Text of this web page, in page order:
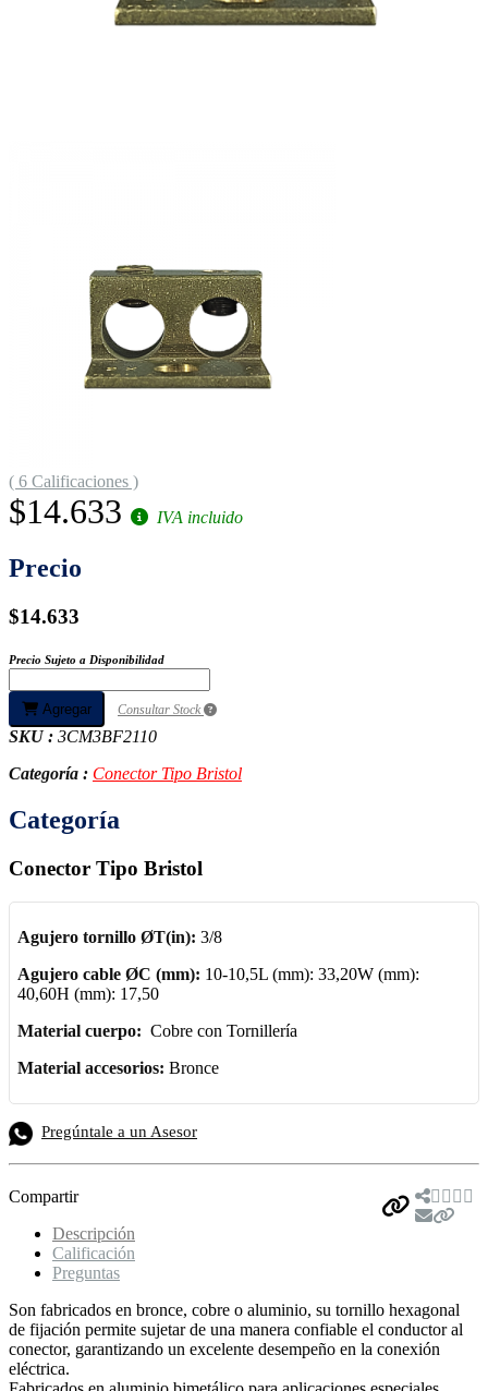
( 6 Calificaciones )
$14.633 IVA incluido
Precio
$14.633
Precio Sujeto a Disponibilidad
Agregar Consultar Stock
SKU : 3CM3BF2110
Categoría : Conector Tipo Bristol
Categoría
Conector Tipo Bristol
Agujero tornillo ØT(in): 3/8
Agujero cable ØC (mm): 10-10,5L (mm): 33,20W (mm):
40,60H (mm): 17,50
Material cuerpo: Cobre con Tornillería
Material accesorios: Bronce
Pregúntale a un Asesor
Compartir
Descripción
Calificación
Preguntas
Son fabricados en bronce, cobre o aluminio, su tornillo hexagonal
de fijación permite sujetar de una manera confiable el conductor al
conector, garantizando un excelente desempeño en la conexión
eléctrica.